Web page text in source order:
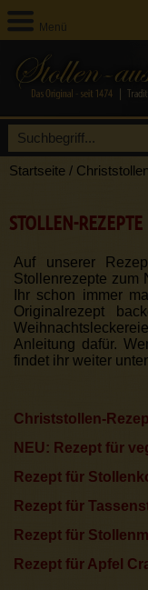
Menü
Startseite /
STOLLEN-REZEPTE
Auf unserer
Stollenrezepte zum
Ihr schon immer
Originalrezept
Anleitung dafür.
findet ihr weiter
Christstollen-
NEU: Rezept für
Rezept für
Rezept für
Rezept für
Rezept für Apfel